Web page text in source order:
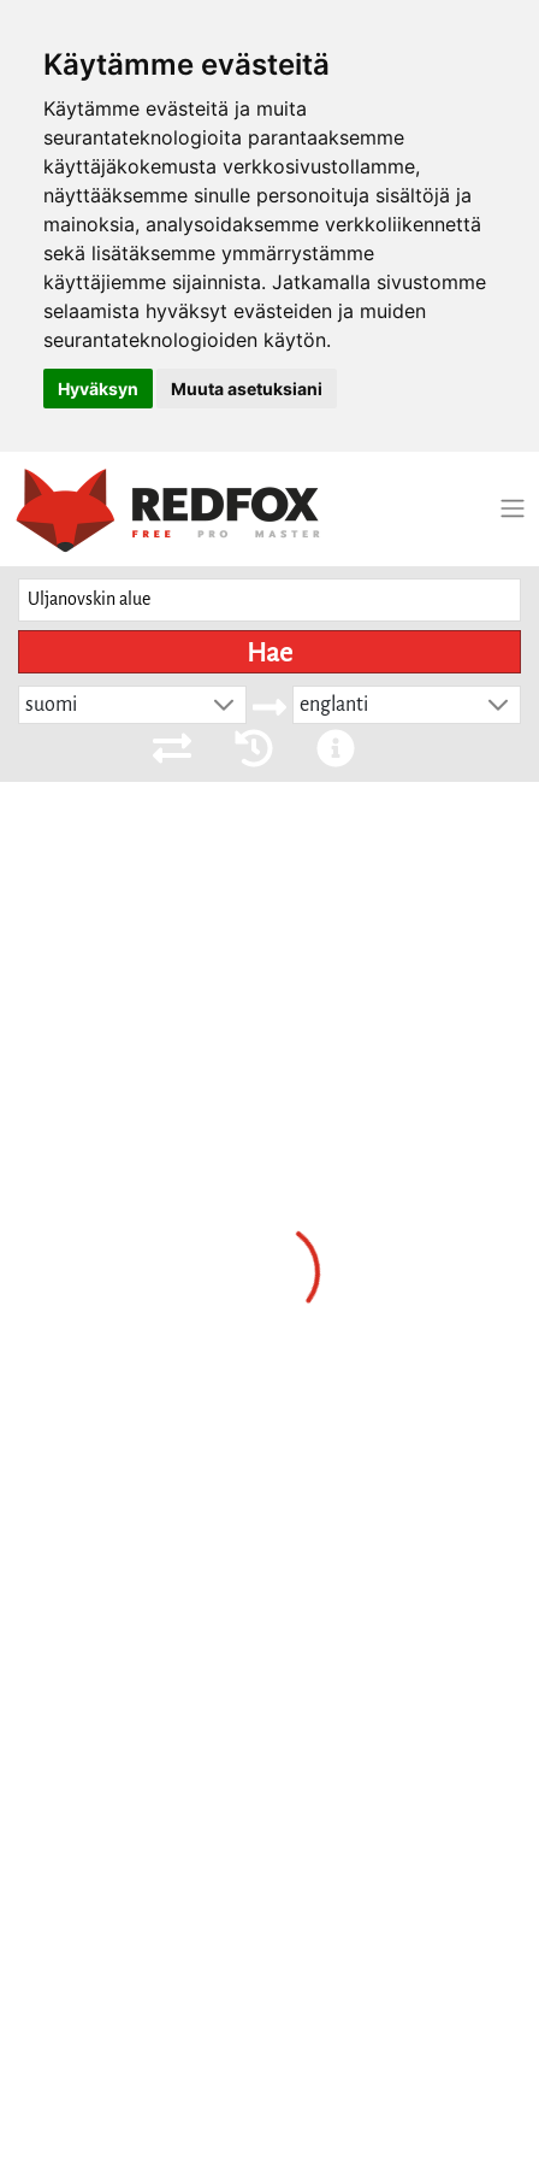
Käytämme evästeitä
Käytämme evästeitä ja muita
seurantateknologioita parantaaksemme
käyttäjäkokemusta verkkosivustollamme,
näyttääksemme sinulle personoituja sisältöjä ja
mainoksia, analysoidaksemme verkkoliikennettä
sekä lisätäksemme ymmärrystämme
käyttäjiemme sijainnista. Jatkamalla sivustomme
selaamista hyväksyt evästeiden ja muiden
seurantateknologioiden käytön.
Hyväksyn Muuta asetuksiani
Hae
suomi englanti